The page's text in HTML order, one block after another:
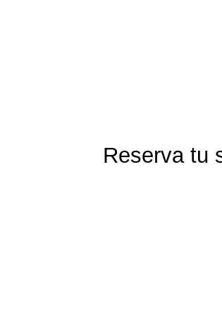
Reserva tu